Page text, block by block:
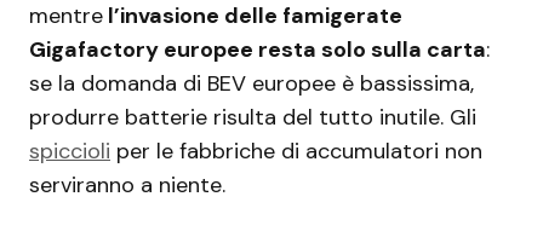
mentre l’invasione delle famigerate
Gigafactory europee resta solo sulla carta:
se la domanda di BEV europee è bassissima,
produrre batterie risulta del tutto inutile. Gli
spiccioli per le fabbriche di accumulatori non
serviranno a niente.